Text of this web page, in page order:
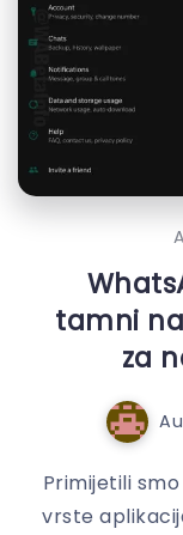
tamni
za
Primijetili
vrste